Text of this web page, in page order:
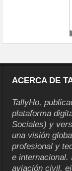
ACERCA DE
TallyHo,
plataforma
Sociales) y
una visión
profesional y
e internacional.
aviación civil,